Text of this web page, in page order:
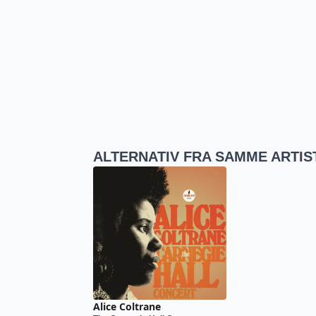
ALTERNATIV FRA SAMME
Alice Coltrane